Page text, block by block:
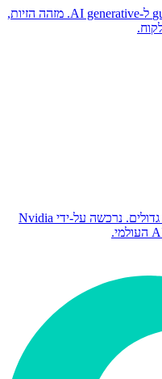
פלטפורמת ML observability ו-guardrails ל-AI generative. מזהה הזיות,
פלטפורמת תזמורת GPU לאימון מודלים גדולים. נרכשה על-ידי Nvidia